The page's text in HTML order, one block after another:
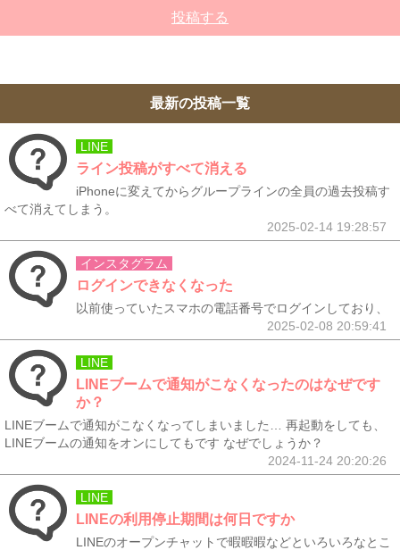
投稿する
最新の投稿一覧
LINE
ライン投稿がすべて消える
iPhoneに変えてからグループラインの全員の過去投稿す
べて消えてしまう。
2025-02-14 19:28:57
インスタグラム
ログインできなくなった
以前使っていたスマホの電話番号でログインしており、
2025-02-08 20:59:41
LINE
LINEブームで通知がこなくなったのはなぜです
か？
LINEブームで通知がこなくなってしまいました… 再起動をしても、
LINEブームの通知をオンにしてもです なぜでしょうか？
2024-11-24 20:20:26
LINE
LINEの利用停止期間は何日ですか
LINEのオープンチャットで暇暇暇などといろいろなとこ